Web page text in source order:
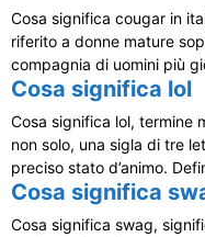
Cosa significa cougar in
riferito a donne mature
compagnia di uomini più
Cosa significa lol
Cosa significa lol, termine
non solo, una sigla di tre
preciso stato d’animo.
Cosa significa
Cosa significa swag,